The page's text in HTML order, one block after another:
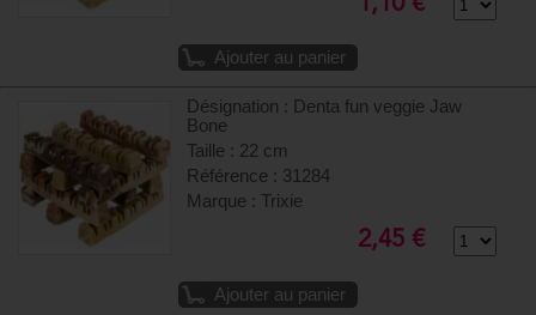
Ajouter au panier
Désignation : Denta fun veggie Jaw
Bone
Taille : 22 cm
Référence : 31284
Marque : Trixie
2,45 €
Ajouter au panier